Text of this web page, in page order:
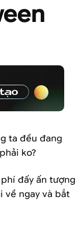
ta đều đang
ko?
đấy ấn tượng
về ngay và bắt